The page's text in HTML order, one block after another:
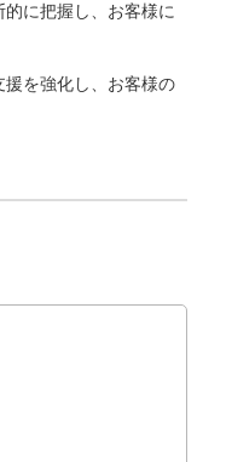
に把握し、お客様に
を強化し、お客様の